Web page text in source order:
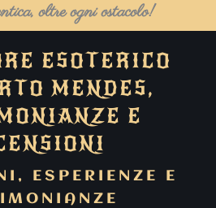
oltre ogni ostacolo!
ESOTERICO
MENDES,
E
ESPERIENZE E